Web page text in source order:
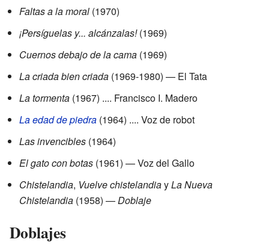
Faltas a la moral (1970)
¡Persíguelas y... alcánzalas!(1969)
Cuernos debajo de la cama (1969)
La criada bien criada (1969-1980) — El Tata
La tormenta (1967) .... Francisco I. Madero
La edad de piedra (1964) .... Voz de robot
Las invencibles (1964)
El gato con botas (1961) — Voz del Gallo
Chistelandia, Vuelve chistelandiayLa Nueva
Chistelandia (1958) —Doblaje
Doblajes